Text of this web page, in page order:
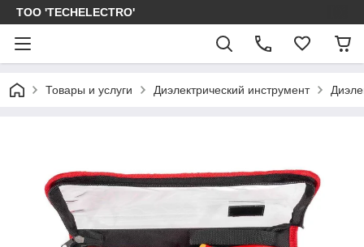
ТОО 'TECHELECTRO'
Товары и услуги Диэлектрический инструмент